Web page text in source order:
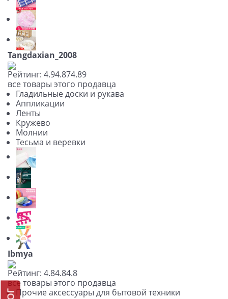
Tangdaxian_2008
Рейтинг: 4.94.874.89
все товары этого продавца
Гладильные доски и рукава
Аппликации
Ленты
Кружево
Молнии
Тесьма и веревки
Ibmya
Рейтинг: 4.84.84.8
все товары этого продавца
Прочие аксессуары для бытовой техники